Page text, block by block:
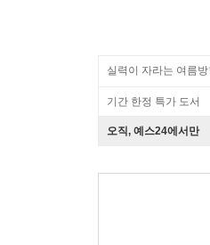
실력이 자라는 여름방
기간 한정 특가 도서
오직, 예스24에서만